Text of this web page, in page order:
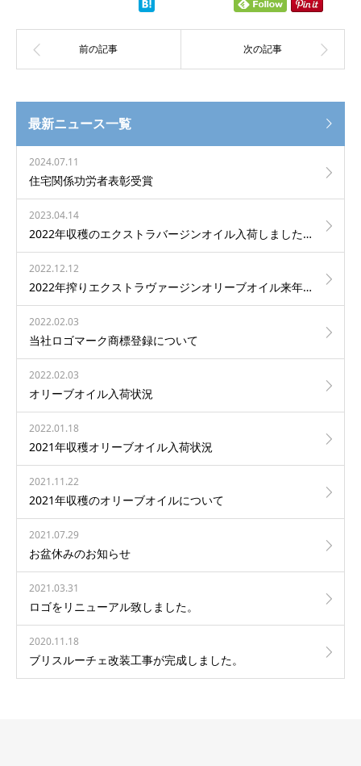
最新ニュース一覧
2024.07.11
住宅関係功労者表彰受賞
2023.04.14
2022年収穫のエクストラバージンオイル入荷しました。
2022.12.12
2022年搾りエクストラヴァージンオリーブオイル来年輸入されます。
2022.02.03
当社ロゴマーク商標登録について
2022.02.03
オリーブオイル入荷状況
2022.01.18
2021年収穫オリーブオイル入荷状況
2021.11.22
2021年収穫のオリーブオイルについて
2021.07.29
お盆休みのお知らせ
2021.03.31
ロゴをリニューアル致しました。
2020.11.18
ブリスルーチェ改装工事が完成しました。